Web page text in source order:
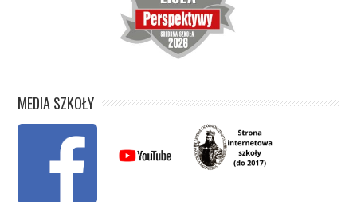
MEDIA SZKOŁY